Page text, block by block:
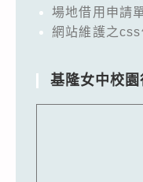
場地借用申請
網站維護之css
基隆女中校園